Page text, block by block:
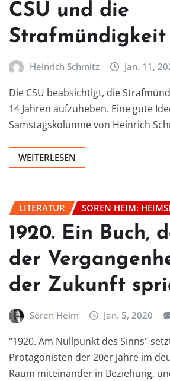
CSU und die
Strafmündigkeit
Heinrich Schmitz Jan. 11,
Die CSU beabsichtigt, die
14 Jahren aufzuheben. Eine gute
Samstagskolumne von Heinrich
WEITERLESEN
LITERATUR SÖREN HEIM:
1920. Ein Buch,
der
der Zukunft
Sören Heim Jan. 5, 2020
"1920. Am Nullpunkt des Sinns"
Protagonisten der 20er Jahre im
Raum miteinander in Beziehung,